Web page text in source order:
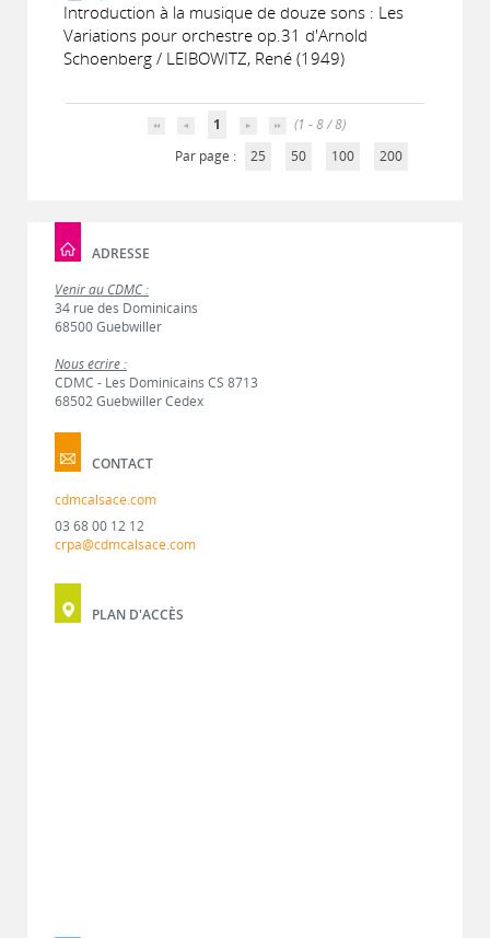
Introduction à la musique de douze sons : Les
Variations pour orchestre op.31 d'Arnold
Schoenberg / LEIBOWITZ, René (1949)
1
(1 - 8 / 8)
Par page :
25 50 100 200
ADRESSE
Venir au CDMC :
34 rue des Dominicains
68500 Guebwiller
Nous écrire :
CDMC - Les Dominicains CS 8713
68502 Guebwiller Cedex
CONTACT
cdmcalsace.com
03 68 00 12 12
crpa@cdmcalsace.com
PLAN D'ACCÈS